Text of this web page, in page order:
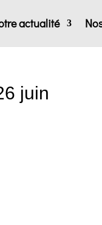
actualité
juin